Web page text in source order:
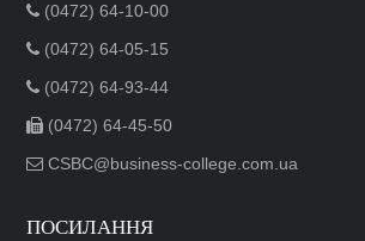
(0472) 64-10-00
(0472) 64-05-15
(0472) 64-93-44
(0472) 64-45-50
CSBC@business-college.com.ua
ПОСИЛАННЯ